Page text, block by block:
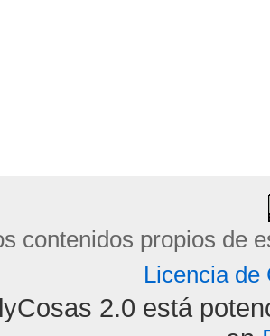
contenidos propios de
Licencia de
2.0 está